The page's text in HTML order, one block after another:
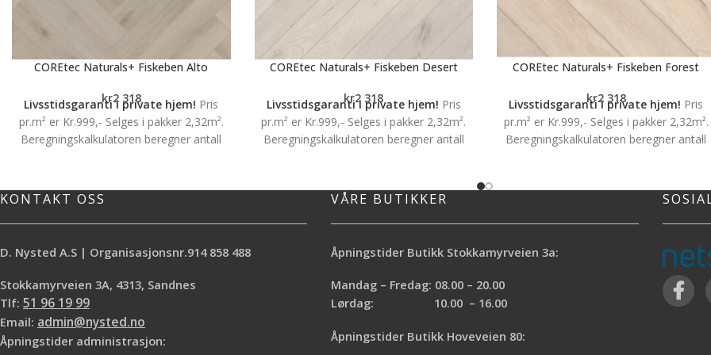
COREtec Naturals+ Fiskeben Alto
kr2 318
Livsstidsgaranti i private hjem! Pris
pr.m² er Kr.999,- Selges i pakker 2,32m².
Beregningskalkulatoren beregner antall
med en ekstrem slitestyrke. (Industriell
klassifisering) COREtec® er vårt premium
vinylprodukt med spesialutviklet
gangkomfort. Baksiden i fleksibel natur
kork gir COREtec® gulvene en ekstra god
lyddemping både i og mellom ulike rom.
Enkel montering uten ekspansjons fuge
på gulv inntil 400 m2. 100% vanntett og
livstids garanti i private hjem. Dette er
COREtec Naturals+ Fiskeben Desert
kr2 318
Livsstidsgaranti i private hjem! Pris
pr.m² er Kr.999,- Selges i pakker 2,32m².
Beregningskalkulatoren beregner antall
med en ekstrem slitestyrke. (Industriell
klassifisering) COREtec® er vårt premium
vinylprodukt med spesialutviklet
mellomsjikt for ekstra myk og behagelig
gangkomfort. Baksiden i fleksibel natur
kork gir COREtec® gulvene en ekstra god
lyddemping både i og mellom ulike rom.
Enkel montering uten ekspansjons fuge
på gulv inntil 400 m2. 100% vanntett og
livstids garanti i private hjem. Dette er
COREtec Naturals+ Fiskeben Forest
kr2 318
Livsstidsgaranti i private hjem! Pris
pr.m² er Kr.999,- Selges i pakker 2,32m².
Beregningskalkulatoren beregner antall
med en ekstrem slitestyrke. (Industriell
klassifisering) COREtec® er vårt
vinylprodukt med spesialutviklet
mellomsjikt for ekstra myk og behagelig
gangkomfort. Baksiden i fleksibel natur
kork gir COREtec® gulvene en ekstra
lyddemping både i og mellom ulike rom.
på gulv inntil 400 m2. 100% vanntett og
KONTAKT OSS
D. Nysted A.S | Organisasjonsnr.914 858 488
Stokkamyrveien 3A, 4313, Sandnes
Tlf: 51 96 19 99
Email: admin@nysted.no
Åpningstider administrasjon:
VÅRE BUTIKKER
Åpningstider Butikk Stokkamyrveien 3a:
Mandag – Fredag: 08.00 – 20.00
Lørdag: 10.00 – 16.00
Åpningstider Butikk Hoveveien 80: